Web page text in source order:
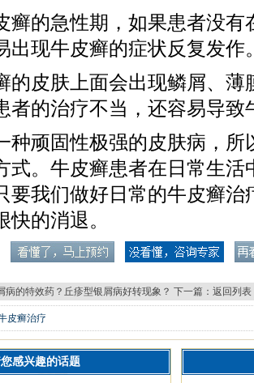
癣的急性期，如果患者没有
出现牛皮癣的症状反复发作
的皮肤上面会出现鳞屑、薄
者的治疗不当，还容易导致
种顽固性极强的皮肤病，所
式。牛皮癣患者在日常生活
要我们做好日常的牛皮癣治
快的消退。
病的特效药？丘疹型银屑病好转现象？ 下一篇： 返回列表
皮癣治疗
感兴趣的话题